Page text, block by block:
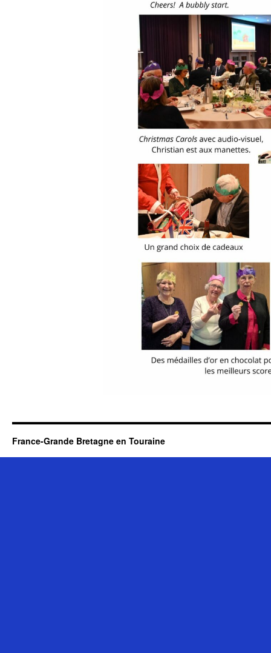
France-Grande Bretagne en Touraine